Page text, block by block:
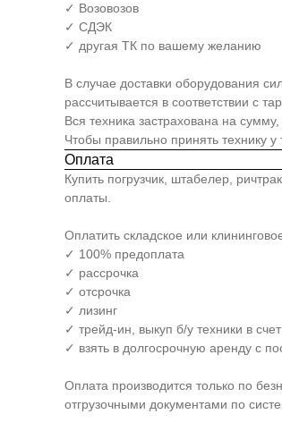
✓ Возовозов
✓ СДЭК
✓ другая ТК по вашему желанию
В случае доставки оборудования
рассчитывается в соответствии с
Вся техника застрахована на
Чтобы правильно принять технику
Оплата
Купить погрузчик, штабелер,
оплаты.
Оплатить складское или
✓ 100% предоплата
✓ рассрочка
✓ отсрочка
✓ лизинг
✓ трейд-ин, выкуп б/у техники в
✓ взять в долгосрочную аренду с
Оплата производится только по
отгрузочными документами по